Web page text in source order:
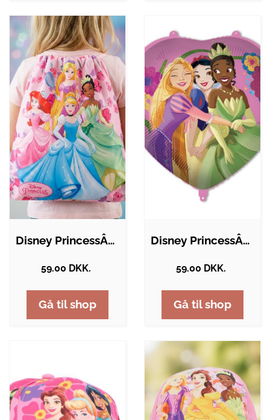
Disney PrincessÂ® Gymnastikpose
59.00 DKK.
Gå til shop
Disney PrincessÂ® Hjerte Folieballon
59.00 DKK.
Gå til shop